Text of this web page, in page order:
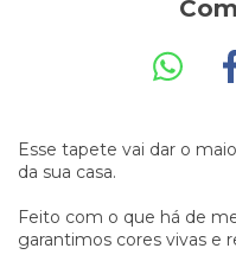
Esse tapete vai dar o
da sua casa.
Feito com o que há de
garantimos cores vivas e